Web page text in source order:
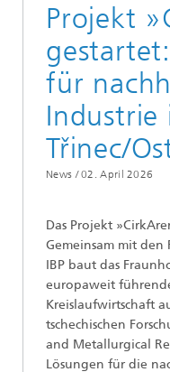
Projekt
für
Industrie
Třinec/
News / 02. April 2026
Das Projekt
Gemeinsam mit
IBP baut das
europaweit
Kreislaufwirtschaft
tschechischen
and Metallurgical
Lösungen für die